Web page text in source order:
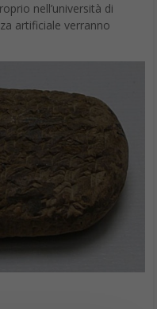
nell’università di
artificiale verranno